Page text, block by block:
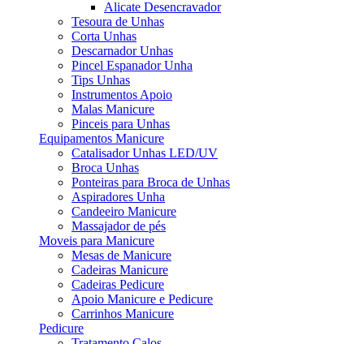
Alicate Desencravador
Tesoura de Unhas
Corta Unhas
Descarnador Unhas
Pincel Espanador Unha
Tips Unhas
Instrumentos Apoio
Malas Manicure
Pinceis para Unhas
Equipamentos Manicure
Catalisador Unhas LED/UV
Broca Unhas
Ponteiras para Broca de Unhas
Aspiradores Unha
Candeeiro Manicure
Massajador de pés
Moveis para Manicure
Mesas de Manicure
Cadeiras Manicure
Cadeiras Pedicure
Apoio Manicure e Pedicure
Carrinhos Manicure
Pedicure